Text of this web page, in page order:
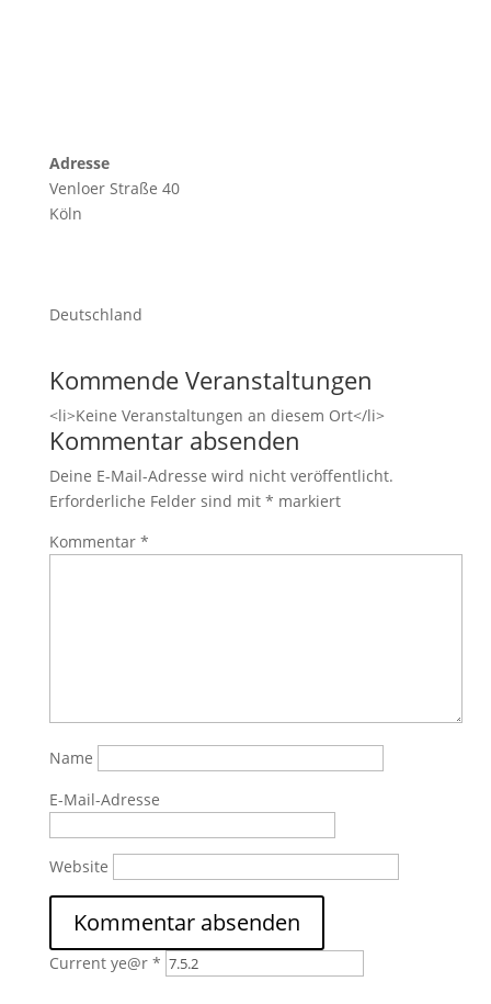
Adresse
Venloer Straße 40
Köln
Deutschland
Kommende Veranstaltungen
<li>Keine Veranstaltungen an diesem Ort</li>
Kommentar absenden
Deine E-Mail-Adresse wird nicht veröffentlicht.
Erforderliche Felder sind mit * markiert
Kommentar *
Name
E-Mail-Adresse
Website
Current ye@r *